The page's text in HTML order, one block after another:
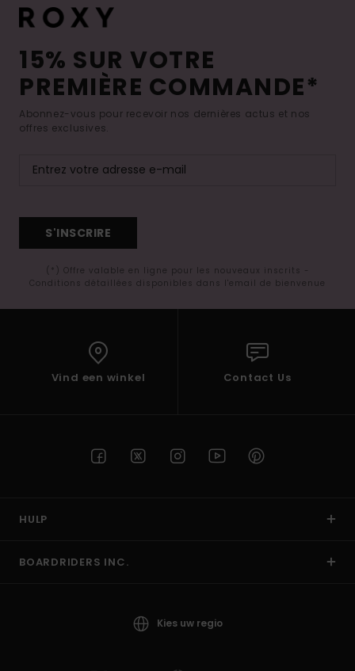
15% SUR VOTRE
PREMIÈRE COMMANDE*
Abonnez-vous pour recevoir nos dernières actus et nos
offres exclusives.
S'INSCRIRE
(*) Offre valable en ligne pour les nouveaux inscrits -
Conditions détaillées disponibles dans l'email de bienvenue
Vind een winkel Contact Us
HULP
BOARDRIDERS INC.
Kies uw regio